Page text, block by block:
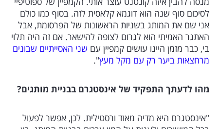
לסיכום סוף שנה הוא דוגמא קלאסית לזה. בסוף כמו כולם
אני שם את המותג בשניות הראשונות של הפרסומת, אבל
האתגר האמיתי הוא לגרום לצופה להישאר. אם זה היה תלוי
בי, כבר מזמן היינו עושים קמפיין עם שני האסייתיים שבונים
מרחצאות ביער רק עם מקל מעץ".
מהו לדעתך התפקיד של אינסטגרם בבניית מותגים?
"אינסטגרם היא מדיה מאוד ורסטילית. לכן, אפשר לפעול